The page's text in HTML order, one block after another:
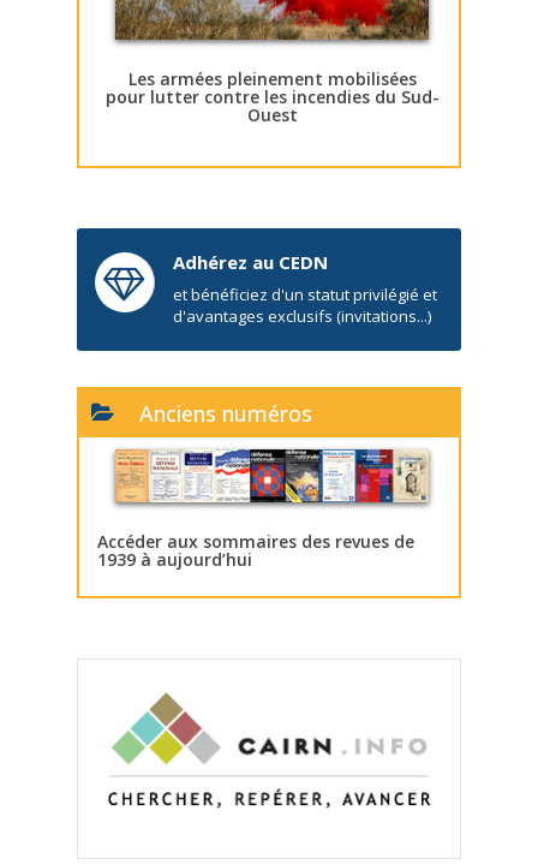
Les armées pleinement mobilisées
pour lutter contre les incendies du Sud-
Ouest
Adhérez au CEDN
et bénéficiez d'un statut privilégié et
d'avantages exclusifs (invitations...)
Anciens numéros
Accéder aux sommaires des revues de
1939 à aujourd’hui